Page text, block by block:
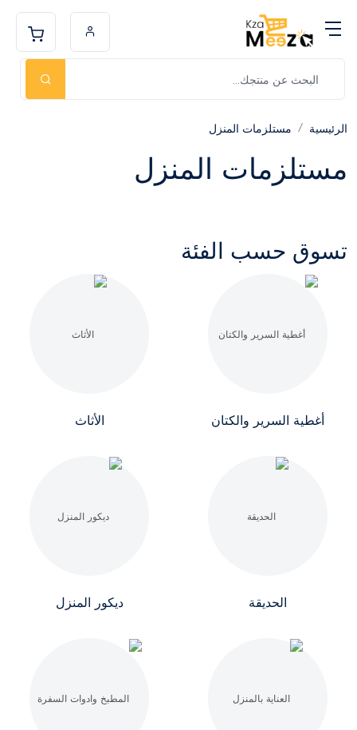
الرئيسية مستلزمات المنزل
مستلزمات المنزل
تسوق حسب الفئة
أغطية السرير والكتان الأثاث
الحديقة ديكور المنزل